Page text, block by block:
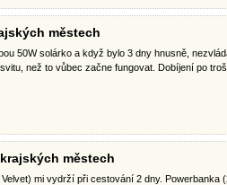
městech
50W solárko a když bylo 3 dny hnusně,
než to vůbec začne fungovat. Dobíjení po
městech
mi vydrží při cestování 2 dny. Powerbanka